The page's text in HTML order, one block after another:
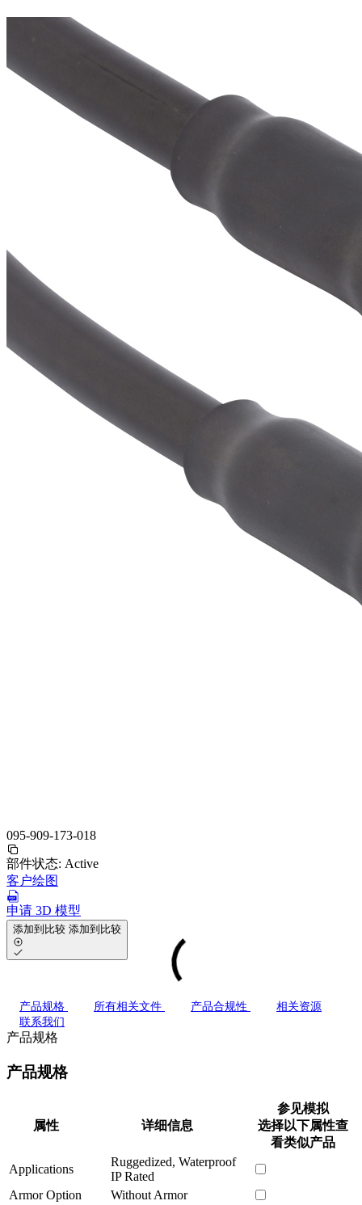
095-909-173-018
部件状态: Active
客户绘图
申请 3D 模型
添加到比较 添加到比较
产品规格 所有相关文件 产品合规性
相关资源
联系我们
产品规格
产品规格
属性 详细信息
参见模拟
选择以下属性查
看类似产品
Applications
Ruggedized, Waterproof
IP Rated
Armor Option
Without Armor